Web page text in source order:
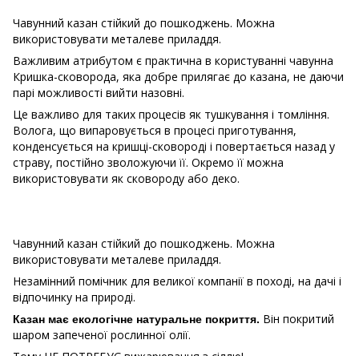
Чавунний казан стійкий до пошкоджень. Можна
використовувати металеве приладдя.
Важливим атрибутом є практична в користуванні чавунна
Кришка-сковорода, яка добре прилягає до казана, не даючи
парі можливості вийти назовні.
Це важливо для таких процесів як тушкування і томління.
Волога, що випаровується в процесі приготування,
конденсується на кришці-сковороді і повертається назад у
страву, постійно зволожуючи її. Окремо її можна
використовувати як сковороду або деко.
Чавунний казан стійкий до пошкоджень. Можна
використовувати металеве приладдя.
Незамінний помічник для великої компанії в поході, на дачі і
відпочинку на природі.
Казан має екологічне натуральне покриття. Він покритий
шаром запеченої рослинної олії.